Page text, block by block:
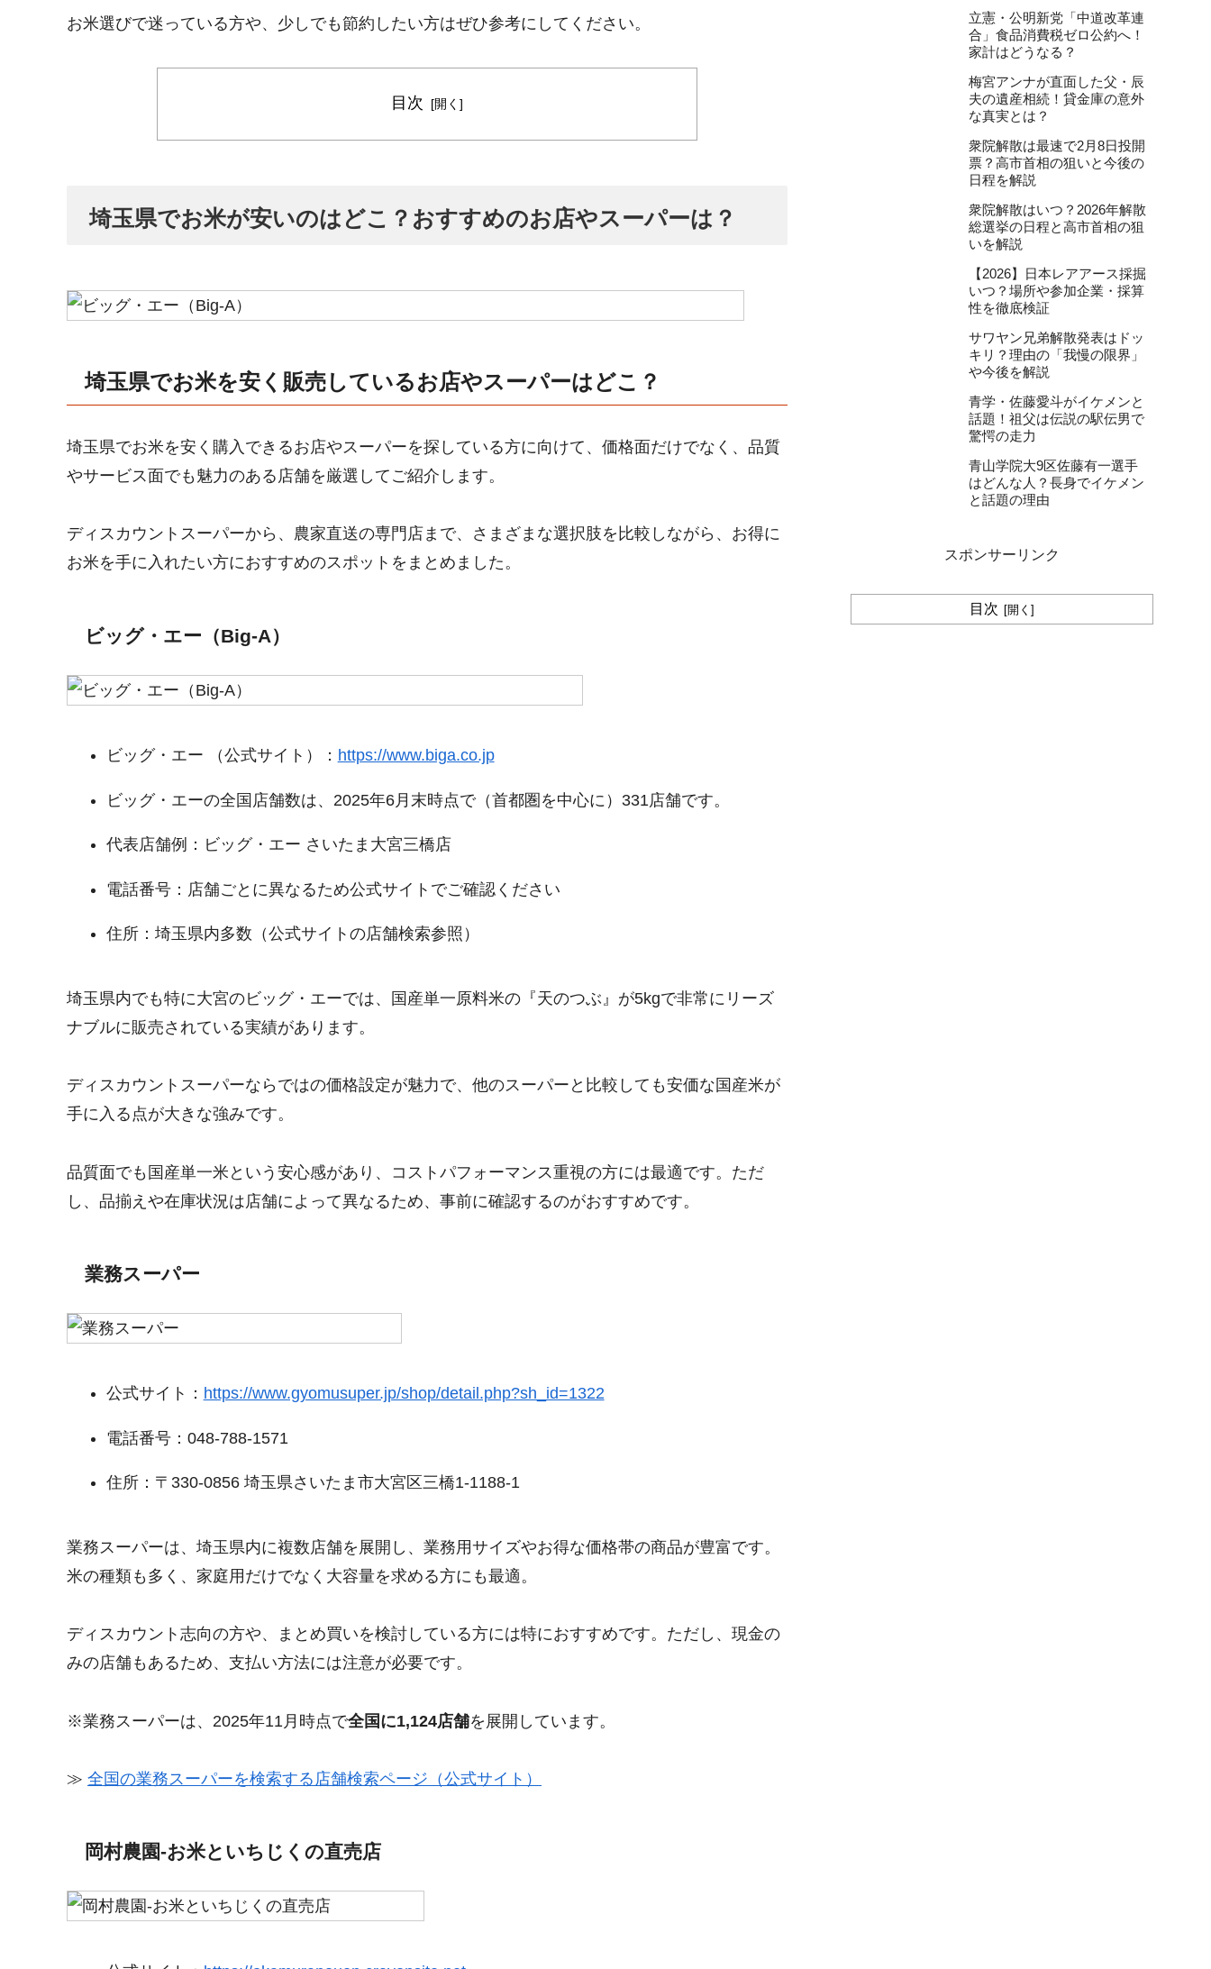
お米選びで迷っている方や、少しでも節約したい方はぜひ参考にしてください。
目次
埼玉県でお米が安いのはどこ？おすすめのお店やスーパーは？
埼玉県でお米を安く販売しているお店やスーパーはどこ？
埼玉県でお米を安く購入できるお店やスーパーを探している方に向けて、価格面だけでなく、品質
やサービス面でも魅力のある店舗を厳選してご紹介します。
ディスカウントスーパーから、農家直送の専門店まで、さまざまな選択肢を比較しながら、お得に
お米を手に入れたい方におすすめのスポットをまとめました。
ビッグ・エー（Big-A）
ビッグ・エー （公式サイト）： https://www.biga.co.jp
ビッグ・エーの全国店舗数は、2025年6月末時点で（首都圏を中心に）331店舗です。
代表店舗例：ビッグ・エー さいたま大宮三橋店
電話番号：店舗ごとに異なるため公式サイトでご確認ください
住所：埼玉県内多数（公式サイトの店舗検索参照）
埼玉県内でも特に大宮のビッグ・エーでは、国産単一原料米の『天のつぶ』が5kgで非常にリーズ
ナブルに販売されている実績があります。
ディスカウントスーパーならではの価格設定が魅力で、他のスーパーと比較しても安価な国産米が
手に入る点が大きな強みです。
品質面でも国産単一米という安心感があり、コストパフォーマンス重視の方には最適です。ただ
し、品揃えや在庫状況は店舗によって異なるため、事前に確認するのがおすすめです。
業務スーパー
公式サイト： https://www.gyomusuper.jp/shop/detail.php?sh_id=1322
電話番号：048-788-1571
住所：〒330-0856 埼玉県さいたま市大宮区三橋1-1188-1
業務スーパーは、埼玉県内に複数店舗を展開し、業務用サイズやお得な価格帯の商品が豊富です。
米の種類も多く、家庭用だけでなく大容量を求める方にも最適。
ディスカウント志向の方や、まとめ買いを検討している方には特におすすめです。ただし、現金の
みの店舗もあるため、支払い方法には注意が必要です。
※業務スーパーは、2025年11月時点で全国に1,124店舗を展開しています。
≫ 全国の業務スーパーを検索する店舗検索ページ（公式サイト）
岡村農園‐お米といちじくの直売店
立憲・公明新党「中道改革連
合」食品消費税ゼロ公約へ！
家計はどうなる？
梅宮アンナが直面した父・辰
夫の遺産相続！貸金庫の意外
な真実とは？
衆院解散は最速で2月8日投開
票？高市首相の狙いと今後の
日程を解説
衆院解散はいつ？2026年解散
総選挙の日程と高市首相の狙
いを解説
【2026】日本レアアース採掘
いつ？場所や参加企業・採算
性を徹底検証
サワヤン兄弟解散発表はドッ
キリ？理由の「我慢の限界」
や今後を解説
青学・佐藤愛斗がイケメンと
話題！祖父は伝説の駅伝男で
驚愕の走力
青山学院大9区佐藤有一選手
はどんな人？長身でイケメン
と話題の理由
スポンサーリンク
目次